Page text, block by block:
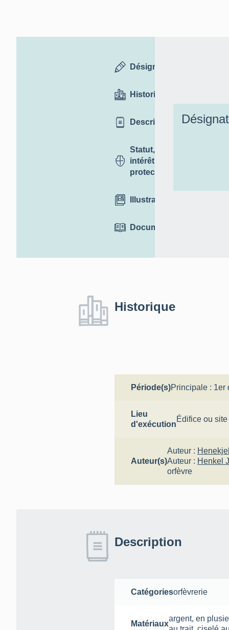
Désignation
Historique
Description
Statut,
intérêt et
protection
Illustrations
Documentation
Historique
Période(s)Principale : 1er
Lieu
d'exécution
Édifice ou
Auteur(s)
Auteur :
Auteur : Henkel
orfèvre
Description
Catégoriesorfèvrerie
Matériaux
argent, en